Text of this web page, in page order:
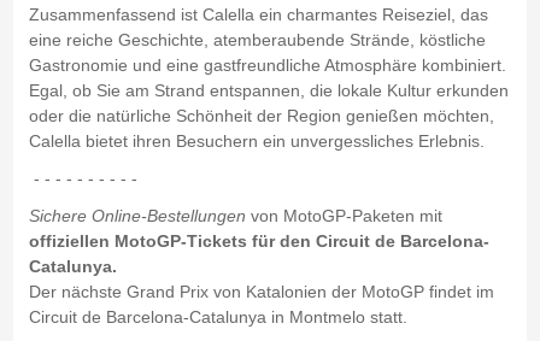
Zusammenfassend ist Calella ein charmantes Reiseziel, das
eine reiche Geschichte, atemberaubende Strände, köstliche
Gastronomie und eine gastfreundliche Atmosphäre kombiniert.
Egal, ob Sie am Strand entspannen, die lokale Kultur erkunden
oder die natürliche Schönheit der Region genießen möchten,
Calella bietet ihren Besuchern ein unvergessliches Erlebnis.
- - - - - - - - - -
Sichere Online-Bestellungen von MotoGP-Paketen mit
offiziellen MotoGP-Tickets für den Circuit de Barcelona-
Catalunya.
Der nächste Grand Prix von Katalonien der MotoGP findet im
Circuit de Barcelona-Catalunya in Montmelo statt.